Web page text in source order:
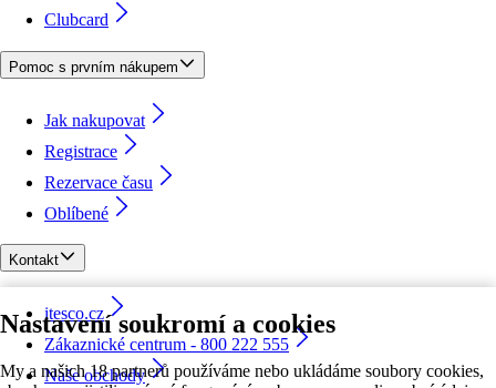
Nastavení soukromí a cookies
My a našich 18 partnerů používáme nebo ukládáme soubory cookies,
Clubcard
Pomoc s prvním nákupem
Jak nakupovat
Registrace
Rezervace času
Oblíbené
Kontakt
itesco.cz
Zákaznické centrum - 800 222 555
Naše obchody